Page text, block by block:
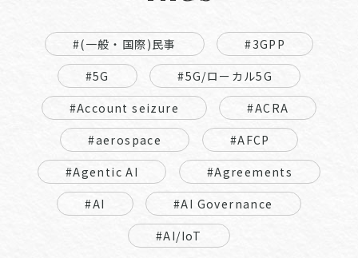
#(一般・国際)民事
#3GPP
#5G
#5G/ローカル5G
#Account seizure
#ACRA
#aerospace
#AFCP
#Agentic AI
#Agreements
#AI
#AI Governance
#AI/IoT